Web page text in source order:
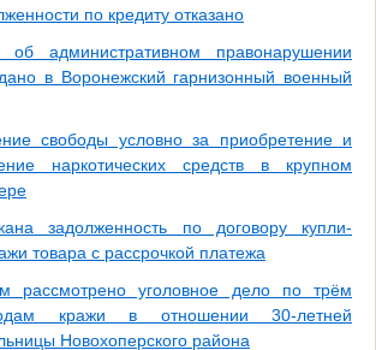
по кредиту отказано
об административном правонарушении
в Воронежский гарнизонный военный
свободы условно за приобретение и
наркотических средств в крупном
задолженность по договору купли-
товара с рассрочкой платежа
рассмотрено уголовное дело по трём
кражи в отношении 30-летней
Новохоперского района